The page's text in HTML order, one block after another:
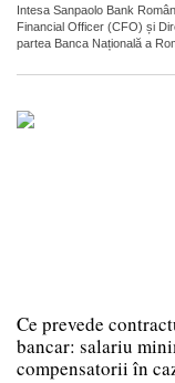
Intesa Sanpaolo Bank
Financial Officer (CFO) și
partea Banca Națională a
Ce prevede
bancar: salariu
compensatorii în